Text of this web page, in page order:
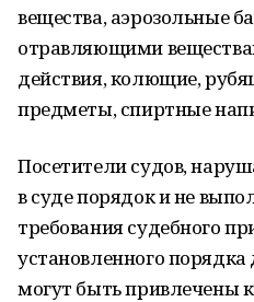
вещества, аэрозольные
отравляющими
действия, колющие,
предметы, спиртные
Посетители судов,
в суде порядок и не
требования судебного
установленного порядка
могут быть привлечены